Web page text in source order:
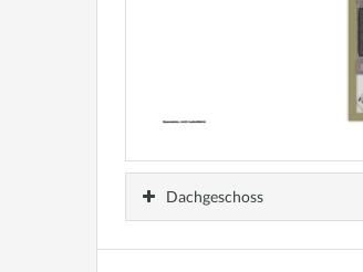
Dachgeschoss